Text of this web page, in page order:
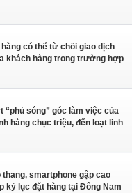
có thể từ chối giao dịch
khách hàng trong trường hợp
“phủ sóng” góc làm việc của
hàng chục triệu, đến loạt linh
thang, smartphone gập cao
kỷ lục đặt hàng tại Đông Nam